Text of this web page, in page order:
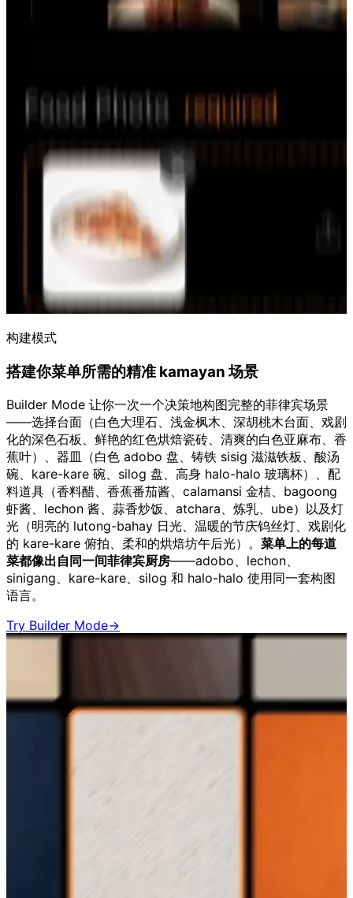
构建模式
搭建你菜单所需的精准 kamayan 场景
Builder Mode 让你一次一个决策地构图完整的菲律宾场景
——选择台面（白色大理石、浅金枫木、深胡桃木台面、戏剧
化的深色石板、鲜艳的红色烘焙瓷砖、清爽的白色亚麻布、香
蕉叶）、器皿（白色 adobo 盘、铸铁 sisig 滋滋铁板、酸汤
碗、kare-kare 碗、silog 盘、高身 halo-halo 玻璃杯）、配
料道具（香料醋、香蕉番茄酱、calamansi 金桔、bagoong
虾酱、lechon 酱、蒜香炒饭、atchara、炼乳、ube）以及灯
光（明亮的 lutong-bahay 日光、温暖的节庆钨丝灯、戏剧化
的 kare-kare 俯拍、柔和的烘焙坊午后光）。 菜单上的每道
菜都像出自同一间菲律宾厨房——adobo、lechon、
sinigang、kare-kare、silog 和 halo-halo 使用同一套构图
语言。
Try Builder Mode→